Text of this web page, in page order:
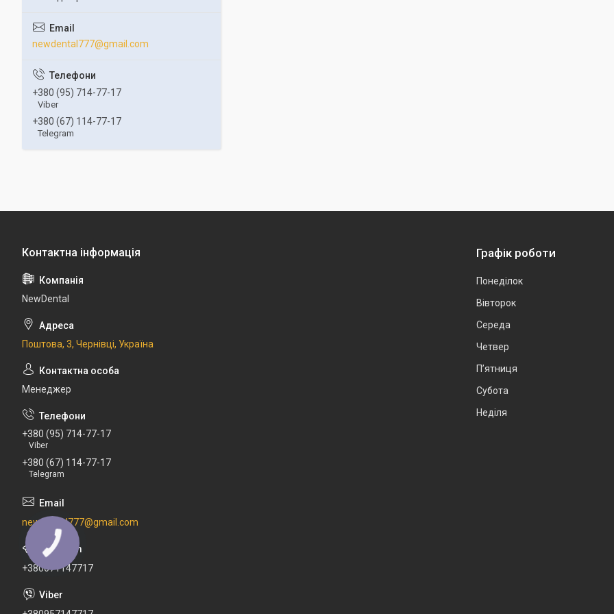
newdental777@gmail.com
+380 (95) 714-77-17
Viber
+380 (67) 114-77-17
Telegram
NewDental
Поштова, 3, Чернівці, Україна
Менеджер
+380 (95) 714-77-17
Viber
+380 (67) 114-77-17
Telegram
newdental777@gmail.com
+380671147717
Графік роботи
Понеділок
Вівторок
Середа
Четвер
Пʼятниця
Субота
Неділя